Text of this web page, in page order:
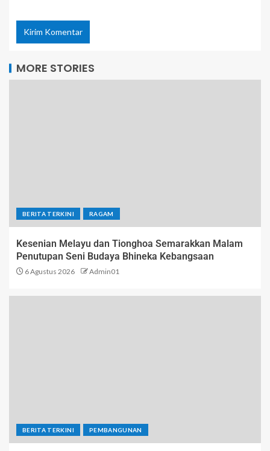
MORE STORIES
BERITA TERKINI RAGAM
Kesenian Melayu dan Tionghoa Semarakkan Malam
Penutupan Seni Budaya Bhineka Kebangsaan
6 Agustus 2026 Admin01
BERITA TERKINI PEMBANGUNAN